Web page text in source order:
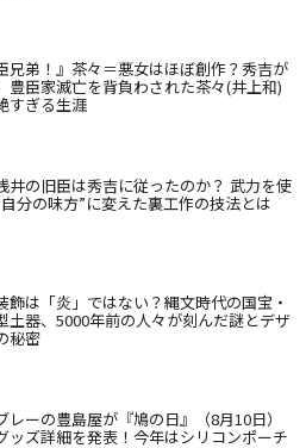
兄弟！』茶々＝悪女はほぼ創作？秀吉が
豊臣家滅亡を背負わされた茶々(井上和)
すぎる生涯
井の旧臣は秀吉に従ったのか？ 武力を使
分の味方”に変えた裏工作の技法とは
飾は「炎」ではない？縄文時代の国宝・
土器、5000年前の人々が刻んだ謎とデザ
秘密
レーの豊島屋が『鳩の日』（8月10日）
ッズ詳細を発表！今年はシリコンポーチ